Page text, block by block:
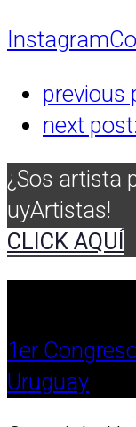
Instagram
previous
next post:
¿Sos artista
uyArtistas!
CLICK AQUÍ
1er
Uruguay